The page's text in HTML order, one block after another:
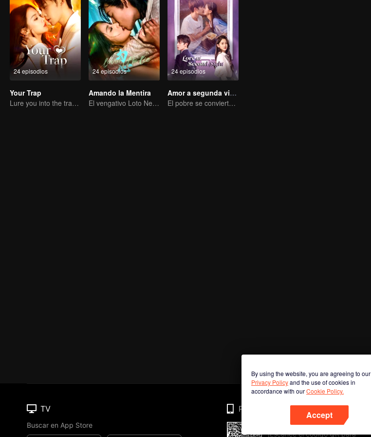
24 episodios
Your Trap
Lure you into the trap with love as bait
24 episodios
Amando la Mentira
El vengativo Loto Negro se enamora del joven maestro pícaro
24 episodios
Amor a segunda vista
El pobre se convierte en el CEO dominante y persigue a su primer amor.
By using the website, you are agreeing to our
Privacy Policyand the use of cookies in
accordance with ourCookie Policy.
Accept
TV
Buscar en App Store
Phone
¡Escanee el código QR para